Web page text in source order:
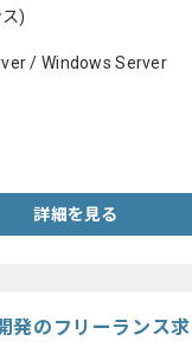
)
/ Windows Server
詳細を見る
発のフリーランス